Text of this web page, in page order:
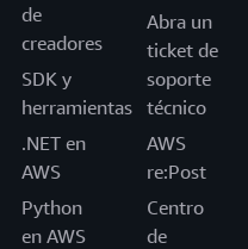
de
creadores
SDK y
herramientas
.NET en
AWS
Python
en AWS
Abra un
ticket de
soporte
técnico
AWS
re:Post
Centro
de